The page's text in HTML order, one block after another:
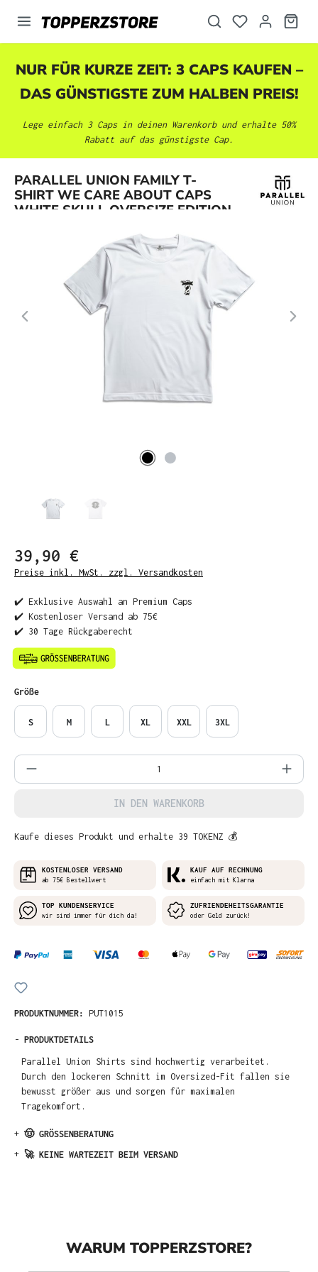
springen
NUR FÜR KURZE ZEIT: 3 CAPS KAUFEN –
DAS GÜNSTIGSTE ZUM HALBEN PREIS!
Lege einfach 3 Caps in deinen Warenkorb und erhalte 50%
Rabatt auf das günstigste Cap.
PARALLEL UNION FAMILY T-
SHIRT WE CARE ABOUT CAPS
WHITE SKULL OVERSIZE EDITION
Bildergalerie überspringen
39,90 €
Preise inkl. MwSt. zzgl. Versandkosten
✔️ Exklusive Auswahl an Premium Caps
✔️ Kostenloser Versand ab 75€
✔️ 30 Tage Rückgaberecht
Größeauswählen
S M L XL XXL 3XL
Produkt Anzahl: Gib den gewünschten
IN DEN WARENKORB
Kaufe dieses Produkt und erhalte 39 TOKENZ 💰
KOSTENLOSER VERSAND
ab 75€ Bestellwert
KAUF AUF RECHNUNG
einfach mit Klarna
TOP KUNDENSERVICE
wir sind immer für dich da!
ZUFRIENDEHEITSGARANTIE
oder Geld zurück!
PRODUKTNUMMER: PUT1015
- PRODUKTDETAILS
Parallel Union Shirts sind hochwertig verarbeitet.
Durch den lockeren Schnitt im Oversized-Fit fallen sie
bewusst größer aus und sorgen für maximalen
Tragekomfort.
+ 🤠 GRÖSSENBERATUNG
+ 🚀 KEINE WARTEZEIT BEIM VERSAND
WARUM TOPPERZSTORE?